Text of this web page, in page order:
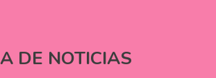
DE NOTICIAS